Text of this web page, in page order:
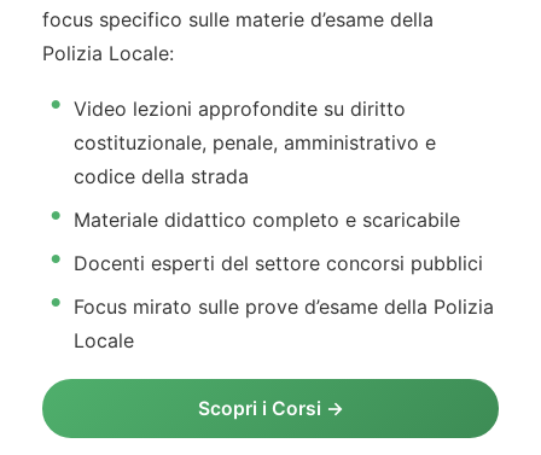
focus specifico sulle materie d’esame della
Polizia Locale:
Video lezioni approfondite su diritto
costituzionale, penale, amministrativo e
codice della strada
Materiale didattico completo e scaricabile
Docenti esperti del settore concorsi pubblici
Focus mirato sulle prove d’esame della Polizia
Locale
Scopri i Corsi →